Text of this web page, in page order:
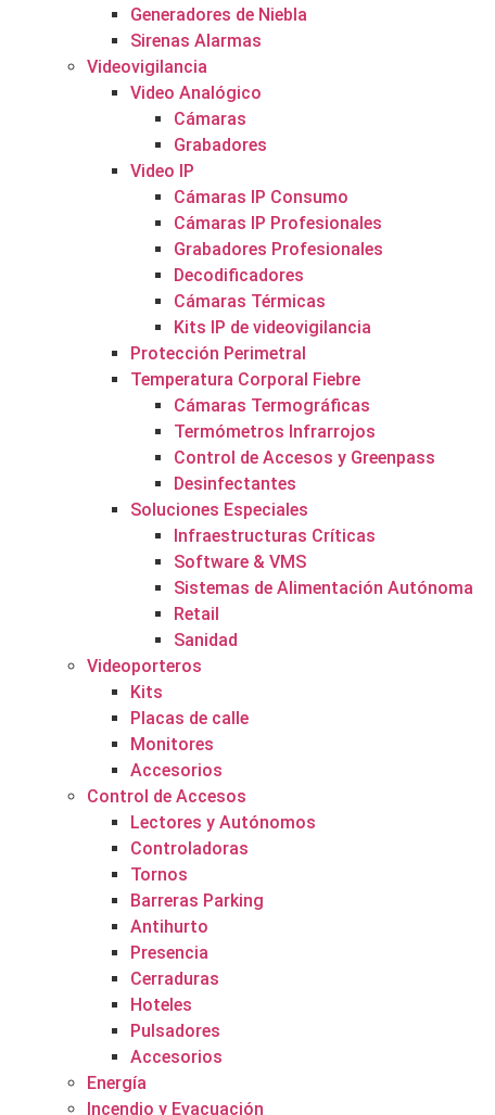
Generadores de Niebla
Sirenas Alarmas
Videovigilancia
Video Analógico
Cámaras
Grabadores
Video IP
Cámaras IP Consumo
Cámaras IP Profesionales
Grabadores Profesionales
Decodificadores
Cámaras Térmicas
Kits IP de videovigilancia
Protección Perimetral
Temperatura Corporal Fiebre
Cámaras Termográficas
Termómetros Infrarrojos
Control de Accesos y Greenpass
Desinfectantes
Soluciones Especiales
Infraestructuras Críticas
Software & VMS
Sistemas de Alimentación Autónoma
Retail
Sanidad
Videoporteros
Kits
Placas de calle
Monitores
Accesorios
Control de Accesos
Lectores y Autónomos
Controladoras
Tornos
Barreras Parking
Antihurto
Presencia
Cerraduras
Hoteles
Pulsadores
Accesorios
Energía
Incendio y Evacuación